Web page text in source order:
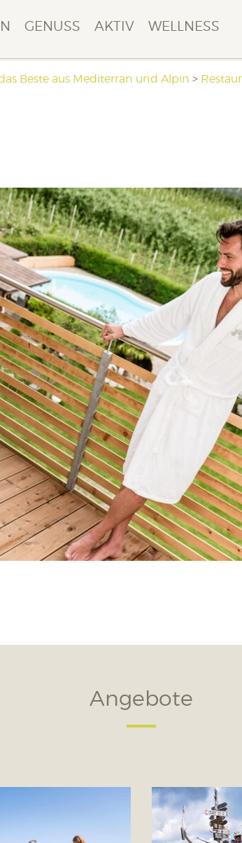
GENUSS AKTIV WELLNESS
Beste aus Mediterran und Alpin >
Angebote